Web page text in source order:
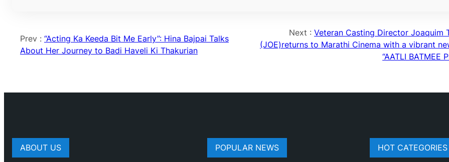
Prev : “Acting Ka Keeda Bit Me Early”: Hina Bajpai Talks
About Her Journey to Badi Haveli Ki Thakurian
Next :Veteran Casting Director Joaquim
(JOE)returns to Marathi Cinema with a vibrant
“AATLI BATMEE
ABOUT US POPULAR NEWS HOT CATEGORIES